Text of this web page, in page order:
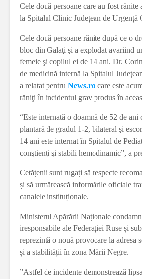
Cele două persoane care au fost rănite
la Spitalul Clinic Județean de Urgență
Cele două persoane rănite după ce o
bloc din Galaţi şi a explodat avariind
femeie şi copilul ei de 14 ani. Dr.
de medicină internă la Spitalul
a relatat pentru News.ro care este
răniţi în incidentul grav produs în
“Este internată o doamnă de 52 de ani
plantară de gradul 1-2, bilateral şi
14 ani este internat în Spitalul de
conştienţi şi stabili hemodinamic”, a
Cetățenii sunt rugați să respecte
și să urmărească informările oficiale
canalele instituționale.
Ministerul Apărării Naționale
iresponsabile ale Federației Ruse și
reprezintă o nouă provocare la adresa
și a stabilității în zona Mării Negre.
”Astfel de incidente demonstrează